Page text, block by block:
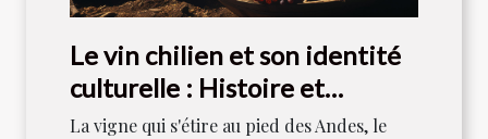
Le vin chilien et son identité
culturelle : Histoire et
tradition
La vigne qui s'étire au pied des Andes, le